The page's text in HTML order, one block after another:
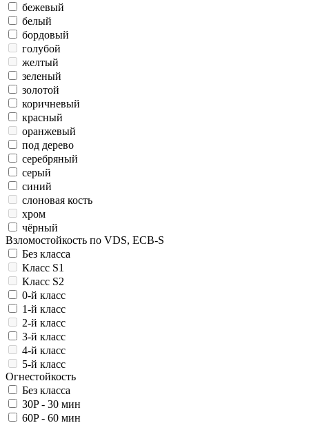
бежевый
белый
бордовый
голубой
желтый
зеленый
золотой
коричневый
красный
оранжевый
под дерево
серебряный
серый
синий
слоновая кость
хром
чёрный
Взломостойкость по VDS, ECB-S
Без класса
Класс S1
Класс S2
0-й класс
1-й класс
2-й класс
3-й класс
4-й класс
5-й класс
Огнестойкость
Без класса
30P - 30 мин
60P - 60 мин